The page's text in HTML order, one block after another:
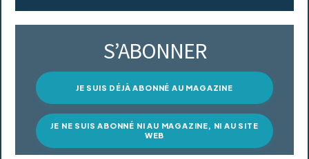
S’ABONNER
JE SUIS DÉJÀ ABONNÉ AU MAGAZINE
JE NE SUIS ABONNÉ NI AU MAGAZINE, NI AU SITE
WEB